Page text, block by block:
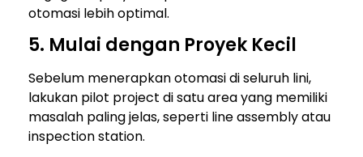
otomasi lebih optimal.
5. Mulai dengan Proyek Kecil
Sebelum menerapkan otomasi di seluruh lini,
lakukan pilot project di satu area yang memiliki
masalah paling jelas, seperti line assembly atau
inspection station.